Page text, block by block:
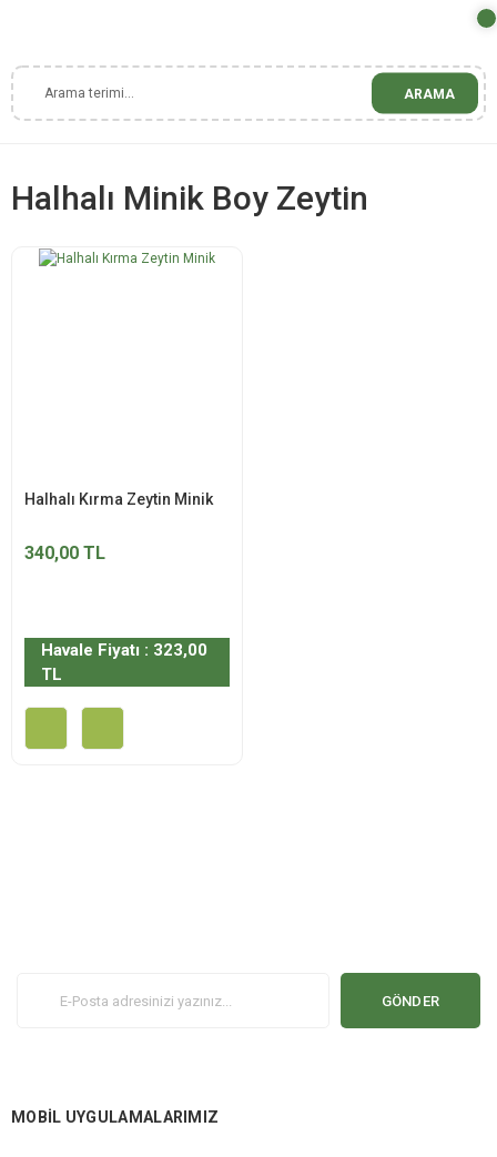
ARAMA
Halhalı Minik Boy Zeytin
Halhalı Kırma Zeytin Minik
340,00 TL
Havale Fiyatı : 323,00
TL
GÖNDER
MOBİL UYGULAMALARIMIZ